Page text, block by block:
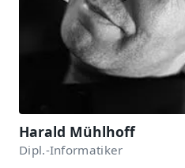
Harald Mühlhoff
Dipl.-Informatiker